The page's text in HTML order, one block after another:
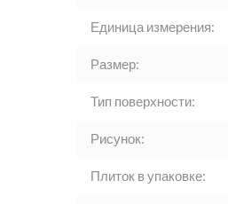
Единица измерения:
Размер:
Тип поверхности:
Рисунок:
Плиток в упаковке: